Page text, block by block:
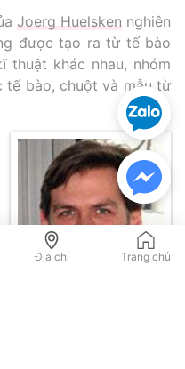
Đà Nẵng
lọc thai NIPT
Tầm soát ung thư
nghiệm động vật
Đà Nẵng
Địa chỉ Trang chủ
Joerg Huelsken nghiên
được tạo ra từ tế bào
thuật khác nhau, nhóm
tế bào, chuột và mẫu từ